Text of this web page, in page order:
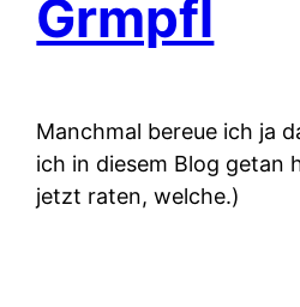
Grmpfl
Manchmal bereue ich ja
ich in diesem Blog getan
jetzt raten, welche.)